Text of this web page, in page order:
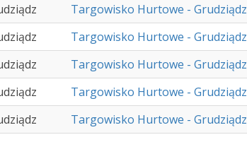
Targowisko Hurtowe - Grudziądz
Targowisko Hurtowe - Grudziądz
Targowisko Hurtowe - Grudziądz
Targowisko Hurtowe - Grudziądz
Targowisko Hurtowe - Grudziądz